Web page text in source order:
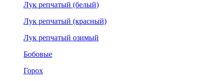
Лук репчатый (белый)
Лук репчатый (красный)
Лук репчатый озимый
Бобовые
Горох